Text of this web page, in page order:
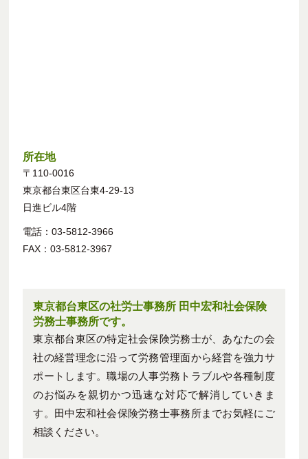
所在地
〒110-0016
東京都台東区台東4-29-13
日進ビル4階
電話：03-5812-3966
FAX：03-5812-3967
東京都台東区の社労士事務所 田中宏和社会保険
労務士事務所です。
東京都台東区の特定社会保険労務士が、あなたの会
社の経営理念に沿って労務管理面から経営を強力サ
ポートします。職場の人事労務トラブルや各種制度
のお悩みを親切かつ迅速な対応で解消していきま
す。田中宏和社会保険労務士事務所までお気軽にご
相談ください。